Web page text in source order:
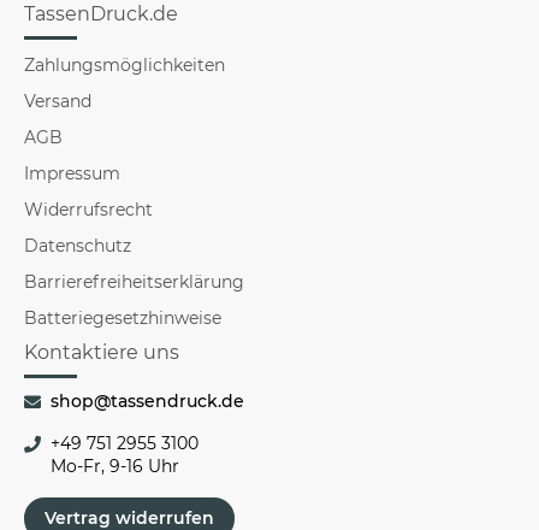
TassenDruck.de
Zahlungsmöglichkeiten
Versand
AGB
Impressum
Widerrufsrecht
Datenschutz
Barrierefreiheitserklärung
Batteriegesetzhinweise
Kontaktiere uns
shop@tassendruck.de
+49 751 2955 3100
Mo-Fr, 9-16 Uhr
Vertrag widerrufen